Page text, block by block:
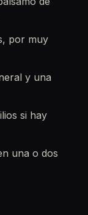
por muy
y una
si hay
una o dos